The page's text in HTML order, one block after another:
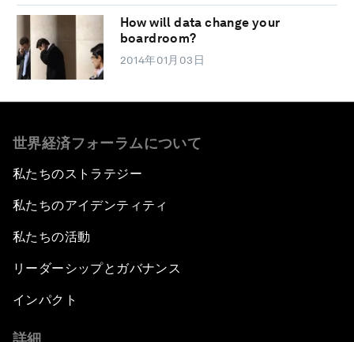
How will data change your
boardroom?
2014年01月03日
世界経済フォーラムについて
私たちのストラテジー
私たちのアイデンティティ
私たちの活動
リーダーシップとガバナンス
インパクト
詳細